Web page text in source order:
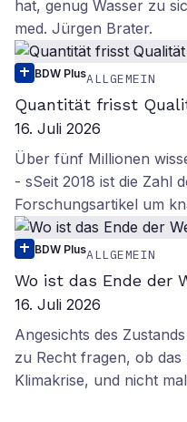
hat, genug Wasser zu
med. Jürgen Brater.
BDW PlusALLGEMEIN
Quantität frisst
16. Juli 2026
Über fünf Millionen
- sSeit 2018 ist die Zahl
Forschungsartikel um
BDW PlusALLGEMEIN
Wo ist das Ende der
16. Juli 2026
Angesichts des
zu Recht fragen, ob das
Klimakrise, und nicht